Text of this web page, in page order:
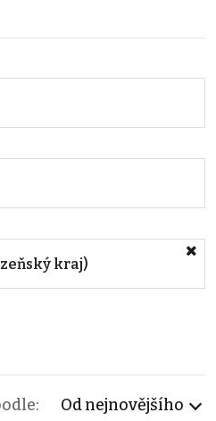
kraj)
Od nejnovějšího